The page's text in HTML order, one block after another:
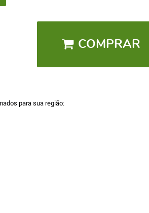
COMPRAR
para sua região: